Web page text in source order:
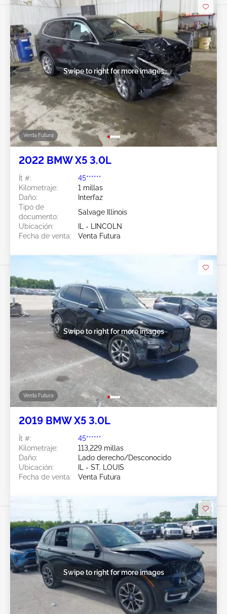
Venta Futura
Swipe to right for more images
2022 BMW X5 3.0L
Ít #:
45******
Kilometraje:
1 millas
Daño:
Interfaz
Tipo de
documento:
Salvage Illinois
Ubicación:
IL - LINCOLN
Fecha de venta:
Venta Futura
Venta Futura
Swipe to right for more images
2019 BMW X5 3.0L
Ít #:
45******
Kilometraje:
113,229 millas
Daño:
Lado derecho/Desconocido
Ubicación:
IL - ST. LOUIS
Fecha de venta:
Venta Futura
Swipe to right for more images